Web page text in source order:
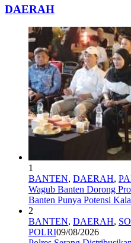
DAERAH
1
BANTEN, DAERAH,
Wagub Banten Dorong
Banten Punya Potensi
2
BANTEN, DAERAH,
POLRI09/08/2026